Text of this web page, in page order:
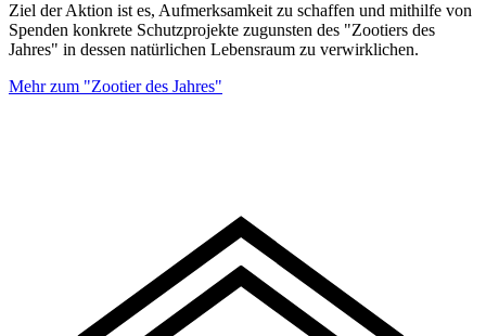
Ziel der Aktion ist es, Aufmerksamkeit zu schaffen und mithilfe von
Spenden konkrete Schutzprojekte zugunsten des "Zootiers des
Jahres" in dessen natürlichen Lebensraum zu verwirklichen.
Mehr zum "Zootier des Jahres"